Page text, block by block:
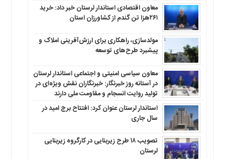
معاون اقتصادی استاندار لرستان خبر داد: خرید
۲۶۱هزا تن گندم از کشاورزان استان
مولدسازی، راهکاری برای ارزش‌آفرینی املاک و
پیشبرد طرح‌های توسعه
معاون سیاسی امنیتی و اجتماعی استاندار لرستان
در آستانه روز خبرنگار: خبرنگاران نقش ویژه‌ای در
تولید روایت انسجام و مقاومت ملی دارند
استاندار لرستان عنوان کرد: افتتاح برج امید در
سال جاری
تصویب ۱۸ طرح زیربنایی در کارگروه زیربنایی
لرستان